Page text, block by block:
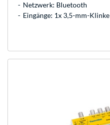
Netzwerk: Bluetooth
Eingänge: 1x 3,5-mm-Klinke